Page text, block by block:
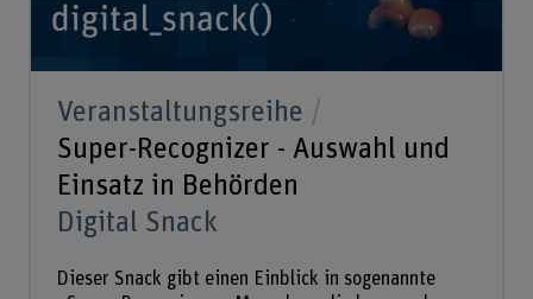
Veranstaltungsreihe
Super-Recognizer - Auswahl und
Einsatz in Behörden
Digital Snack
Dieser Snack gibt einen Einblick in sogenannte